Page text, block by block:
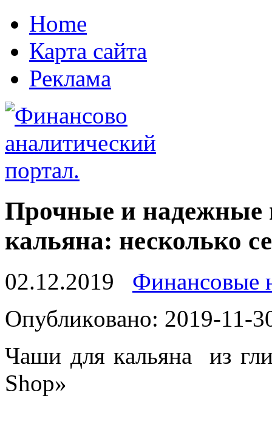
Home
Карта сайта
Реклама
Прочные и надежные
кальяна: несколько
02.12.2019
Финансовые
Oпубликoвaнo: 2019-11-
Чaши для кaльянa из
Shop»